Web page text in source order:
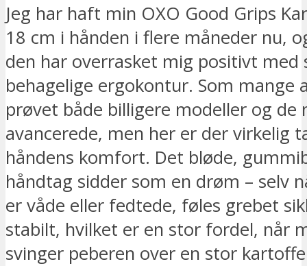
Jeg har haft min OXO Good Grips
18 cm i hånden i flere måneder nu,
den har overrasket mig positivt med
behagelige ergokontur. Som mange
prøvet både billigere modeller og de
avancerede, men her er der virkelig
håndens komfort. Det bløde,
håndtag sidder som en drøm – selv
er våde eller fedtede, føles grebet
stabilt, hvilket er en stor fordel, når
svinger peberen over en stor